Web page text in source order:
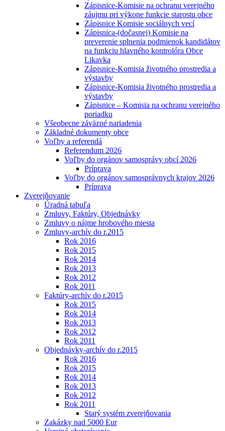
Zápisnice-Komisie na ochranu verejného
záujmu pri výkone funkcie starostu obce
Zápisnice Komisie sociálnych vecí
Zápisnica-(dočasnej) Komisie na
preverenie splnenia podmienok kandidátov
na funkciu hlavného kontrolóra Obce
Likavka
Zápisnice-Komisia životného prostredia a
výstavby
Zápisnice-Komisia životného prostredia a
výstavby
Zápisnice – Komisia na ochranu verejného
poriadku
Všeobecne záväzné nariadenia
Základné dokumenty obce
Voľby a referendá
Referendum 2026
Voľby do orgánov samosprávy obcí 2026
Príprava
Voľby do orgánov samosprávnych krajov 2026
Príprava
Zverejňovanie
Úradná tabuľa
Zmluvy, Faktúry, Objednávky
Zmluvy o nájme hrobového miesta
Zmluvy-archív do r.2015
Rok 2016
Rok 2015
Rok 2014
Rok 2013
Rok 2012
Rok 2011
Faktúry-archív do r.2015
Rok 2015
Rok 2014
Rok 2013
Rok 2012
Rok 2011
Objednávky-archív do r.2015
Rok 2016
Rok 2015
Rok 2014
Rok 2013
Rok 2012
Rok 2011
Starý systém zverejňovania
Zakázky nad 5000 Eur